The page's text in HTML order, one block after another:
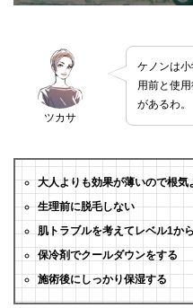
ツカサ
ケノンは
用前と使
があるわ。
大人よりも効果が薄いので根気
生理前に脱毛しない
肌トラブルを考えてレベル1か
保冷剤でクールダウンをする
施術後にしっかり保湿する